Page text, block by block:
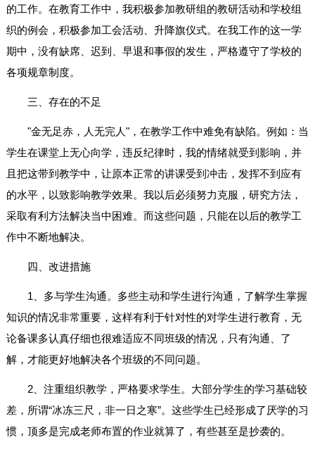
的工作。在教育工作中，我积极参加教研组的教研活动和学校组
织的例会，积极参加工会活动、升降旗仪式。在我工作的这一学
期中，没有缺席、迟到、早退和事假的发生，严格遵守了学校的
各项规章制度。
三、存在的不足
"金无足赤，人无完人"，在教学工作中难免有缺陷。例如：当
学生在课堂上无心向学，违反纪律时，我的情绪就受到影响，并
且把这带到教学中，让原本正常的讲课受到冲击，发挥不到应有
的水平，以致影响教学效果。我以后必须努力克服，研究方法，
采取有利方法解决当中困难。而这些问题，只能在以后的教学工
作中不断地解决。
四、改进措施
1、多与学生沟通。多些主动和学生进行沟通，了解学生掌握
知识的情况非常重要，这样有利于针对性的对学生进行教育，无
论备课多认真仔细也很难适应不同班级的情况，只有沟通、了
解，才能更好地解决各个班级的不同问题。
2、注重组织教学，严格要求学生。大部分学生的学习基础较
差，所谓“冰冻三尺，非一日之寒”。这些学生已经形成了厌学的习
惯，顶多是完成老师布置的作业就算了，有些甚至是抄袭的。